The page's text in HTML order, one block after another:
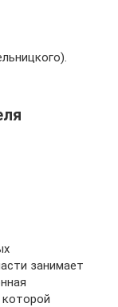
занимает
которой